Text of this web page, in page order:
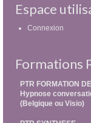
Espace
Connexion
Formations
PTR FORMATION
Hypnose
(Belgique ou Visio)